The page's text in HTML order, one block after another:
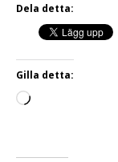
Dela detta:
Gilla detta: